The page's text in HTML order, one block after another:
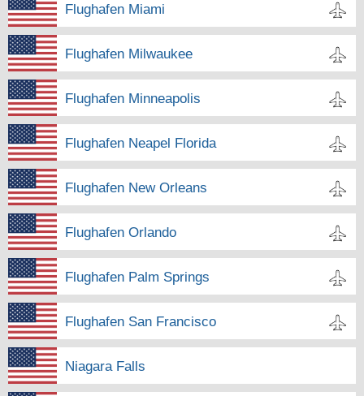
Flughafen Miami
Flughafen Milwaukee
Flughafen Minneapolis
Flughafen Neapel Florida
Flughafen New Orleans
Flughafen Orlando
Flughafen Palm Springs
Flughafen San Francisco
Niagara Falls